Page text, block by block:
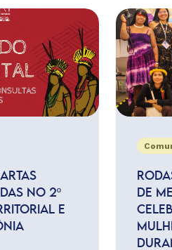
NO 2º
E
DE